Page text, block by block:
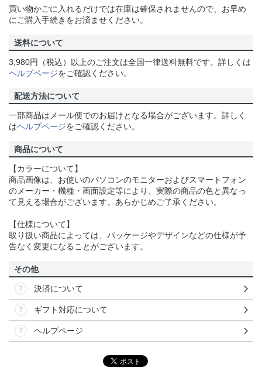
買い物かごに入れるだけでは在庫は確保されませんので、お早め
にご購入手続きをお済ませください。
送料について
3,980円（税込）以上のご注文は全国一律送料無料です。詳しくは
ヘルプページをご確認ください。
配送方法について
一部商品はメール便でのお届けとなる場合がございます。詳しく
はヘルプページをご確認ください。
商品について
【カラーについて】
商品画像は、お使いのパソコンのモニターおよびスマートフォン
のメーカー・機種・画面設定等により、実際の商品の色と異なっ
て見える場合がございます。あらかじめご了承ください。
【仕様について】
取り扱い商品によっては、パッケージやデザインなどの仕様が予
告なく変更になることがございます。
その他
決済について
ギフト対応について
ヘルプページ